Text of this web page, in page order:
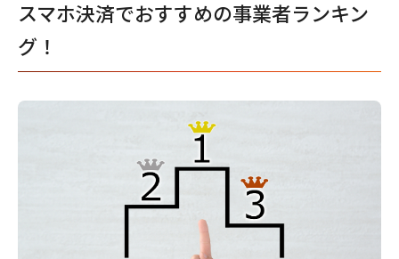
スマホ決済でおすすめの事業者ランキン
グ！